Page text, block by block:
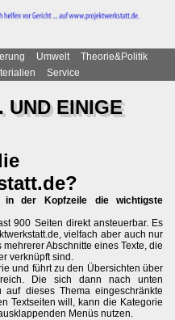
Umwelt
Theorie&Politik
Service
UND EINIGE
in der Kopfzeile die wichtigste
900 Seiten direkt ansteuerbar. Es
vielfach aber auch nur
Abschnitte eines Texte, die
verknüpft sind.
und führt zu den Übersichten über
Die sich dann nach unten
dieses Thema eingeschränkte
Textseiten will, kann die Kategorie
Menüs nutzen.